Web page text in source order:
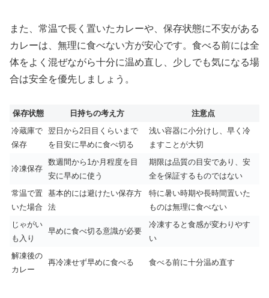
また、常温で長く置いたカレーや、保存状態に不安がある
カレーは、無理に食べない方が安心です。食べる前には全
体をよく混ぜながら十分に温め直し、少しでも気になる場
合は安全を優先しましょう。
保存状態 日持ちの考え方
注意点
冷蔵庫で
保存
翌日から2日目くらいまで
を目安に早めに食べ切る
浅い容器に小分けし、早く冷
ますことが大切
冷凍保存
数週間から1か月程度を目
安に早めに使う
期限は品質の目安であり、安
全を保証するものではない
常温で置
いた場合
基本的には避けたい保存方
法
特に暑い時期や長時間置いた
ものは無理に食べない
じゃがい
も入り
早めに食べ切る意識が必要
冷凍すると食感が変わりやす
い
解凍後の
カレー
再冷凍せず早めに食べる 食べる前に十分温め直す